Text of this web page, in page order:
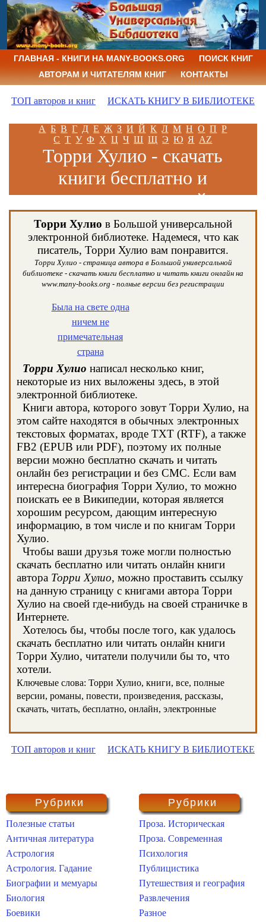
ГЛАВНАЯ - КНИГИ НА MANY-BOOKS.ORG
ПОИСК КНИГ
АВТОРАМ И ЧИТАТЕЛЯМ КНИГ
КОНТАКТЫ
ТОП авторов и книг ИСКАТЬ КНИГУ В БИБЛИОТЕКЕ
А Б В Г Д Е Ж З И Й К Л М Н О П Р
С Т У Ф Х Ц Ч Ш Щ Э Ю Я AZ
Торри Хулио - скачать
книги бесплатно и
читать книги онлайн
Торри Хулио в Большой универсальной
электронной библиотеке. Надемеся, что как
писатель, Торри Хулио вам понравится.
Торри Хулио - страница автора в Большой универсальной
библиотеке - скачать книги бесплатно и читать книги онлайн на
www.many-books.org - полные версии без регистрации
Была на свете одна
ничем не
примечательная
страна
Торри Хулио написал несколько книг,
некоторые из них выложены здесь, в этой
электронной библиотеке.
Книги автора, которого зовут Торри Хулио, на
этом сайте находятся в обычных электронных
текстовых форматах, вроде TXT (RTF), а также
FB2 (EPUB или PDF), поэтому их полные
версии можно бесплатно скачать и читать
онлайн без регистрации и без СМС. Если вам
интересна биография Торри Хулио, то можно
поискать ее в Википедии, которая является
хорошим ресурсом, дающим интересную
информацию, в том числе и по книгам Торри
Хулио.
Чтобы ваши друзья тоже могли полностью
скачать бесплатно или читать онлайн книги
автора Торри Хулио, можно проставить ссылку
на данную страницу с книгами автора Торри
Хулио на своей где-нибудь на своей страничке в
Интернете.
Хотелось бы, чтобы после того, как удалось
скачать бесплатно или читать онлайн книги
Торри Хулио, читатели получили бы то, что
хотели.
Ключевые слова: Торри Хулио, книги, все, полные
версии, романы, повести, произведения, рассказы,
скачать, читать, бесплатно, онлайн, электронные
ТОП авторов и книг ИСКАТЬ КНИГУ В БИБЛИОТЕКЕ
Рубрики
Полезные статьи
Античная литература
Астрология
Астрология. Гадание
Биографии и мемуары
Биология
Боевики
Рубрики
Проза. Историческая
Проза. Современная
Психология
Публицистика
Путешествия и география
Развлечения
Разное